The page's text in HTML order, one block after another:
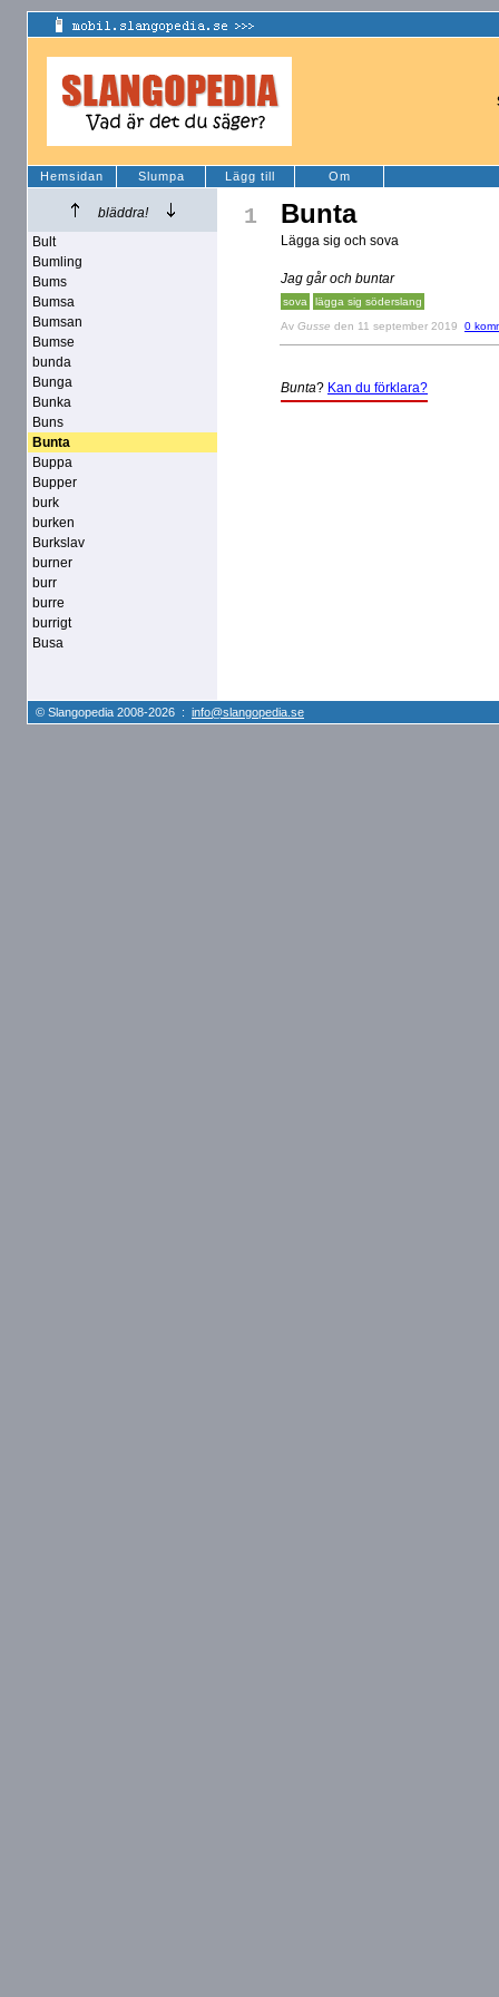
Hemsidan Slumpa Lägg till Om
bläddra!
Bult
Bumling
Bums
Bumsa
Bumsan
Bumse
bunda
Bunga
Bunka
Buns
Bunta
Buppa
Bupper
burk
burken
Burkslav
burner
burr
burre
burrigt
Busa
1 Bunta
Lägga sig och sova
Jag går och buntar
sova lägga sig söderslang
Av Gusse den 11 september 2019 0
Bunta? Kan du förklara?
© Slangopedia 2008-2026 : info@slangopedia.se